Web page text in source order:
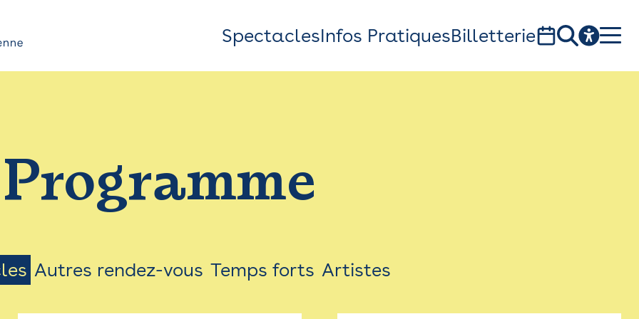
Top
Bar
Menu
SpectaclesInfos PratiquesBilletterie
1, av. du Chateau d'eau - 31300 Toulouse
Programme
Autres rendez-vous Temps forts Artistes